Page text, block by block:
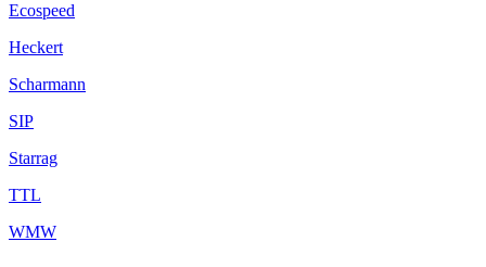
Ecospeed
Heckert
Scharmann
SIP
Starrag
TTL
WMW